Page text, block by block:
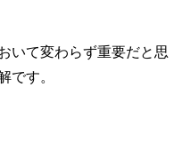
いて変わらず重要だと思
です。